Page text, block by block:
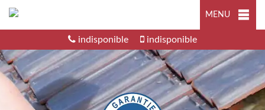
MENU
indisponible indisponible